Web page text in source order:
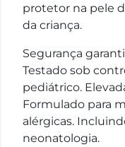
protetor na pele
da criança.
Segurança
Testado sob
pediátrico.
Formulado para
alérgicas.
neonatologia.